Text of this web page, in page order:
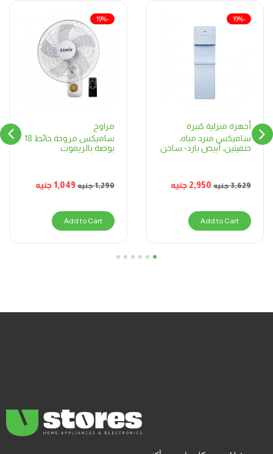
أجهزة منزلية كبيرة
ساميكس مبرد مياه،
حنفيتين، أبيض بارد- ساخن
3,629جنيه 2,950 جنيه
-19%
Add to Cart
مراوح
ساميكس مروحة حائط 18
بوصة بالريموت
1,290جنيه 1,049جنيه
-19%
Add to Cart
1
2